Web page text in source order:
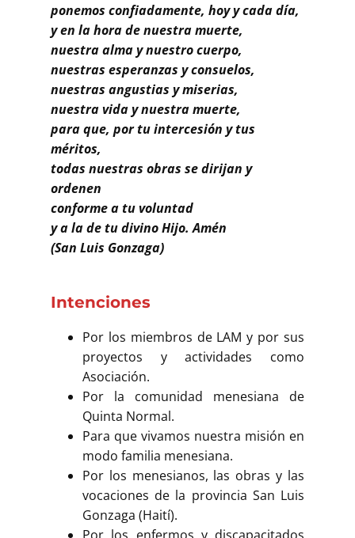
ponemos confiadamente, hoy y cada día,
y en la hora de nuestra muerte,
nuestra alma y nuestro cuerpo,
nuestras esperanzas y consuelos,
nuestras angustias y miserias,
nuestra vida y nuestra muerte,
para que, por tu intercesión y tus
méritos,
todas nuestras obras se dirijan y
ordenen
conforme a tu voluntad
y a la de tu divino Hijo. Amén
(San Luis Gonzaga)
Intenciones
Por los miembros de LAM y por sus
proyectos y actividades como
Asociación.
Por la comunidad menesiana de
Quinta Normal.
Para que vivamos nuestra misión en
modo familia menesiana.
Por los menesianos, las obras y las
vocaciones de la provincia San Luis
Gonzaga (Haití).
Por los enfermos y discapacitados